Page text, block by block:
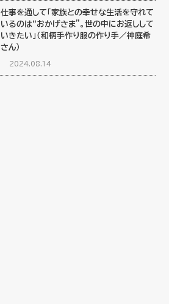
仕事を通して「家族との幸せな生活を守れて
いるのは“おかげさま”。世の中にお返しして
いきたい」（和柄手作り服の作り手／神庭希
さん）
2024.08.14